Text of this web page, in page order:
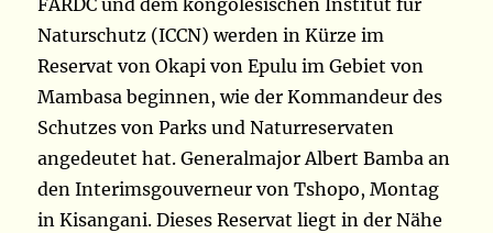
FARDC und dem kongolesischen Institut für
Naturschutz (ICCN) werden in Kürze im
Reservat von Okapi von Epulu im Gebiet von
Mambasa beginnen, wie der Kommandeur des
Schutzes von Parks und Naturreservaten
angedeutet hat. Generalmajor Albert Bamba an
den Interimsgouverneur von Tshopo, Montag
in Kisangani. Dieses Reservat liegt in der Nähe